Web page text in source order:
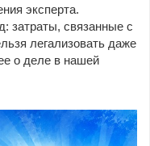
эксперта.
затраты, связанные с
легализовать даже
о деле в нашей